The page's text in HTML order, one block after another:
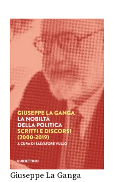
Giuseppe La Ganga